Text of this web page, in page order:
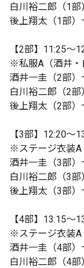
白川裕二郎（1部
後上翔太（1部）
【2部】11:25〜
※私服A（酒井・
酒井一圭（2部）
白川裕二郎（2部
後上翔太（2部）
【3部】12:20〜
※ステージ衣装A
酒井一圭（3部）
白川裕二郎（3部
後上翔太（3部）
【4部】13:15〜
※ステージ衣装A
酒井一圭（4部）
白川裕二郎（4部